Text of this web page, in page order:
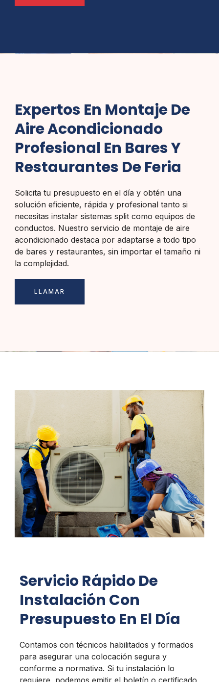
Expertos En Montaje De
Aire Acondicionado
Profesional En Bares Y
Restaurantes De Feria
Solicita tu presupuesto en el día y obtén una
solución eficiente, rápida y profesional tanto si
necesitas instalar sistemas split como equipos de
conductos. Nuestro servicio de montaje de aire
acondicionado destaca por adaptarse a todo tipo
de bares y restaurantes, sin importar el tamaño ni
la complejidad.
LLAMAR
Servicio Rápido De
Instalación Con
Presupuesto En El Día
Contamos con técnicos habilitados y formados
para asegurar una colocación segura y
conforme a normativa. Si tu instalación lo
requiere, podemos emitir el boletín o certificado